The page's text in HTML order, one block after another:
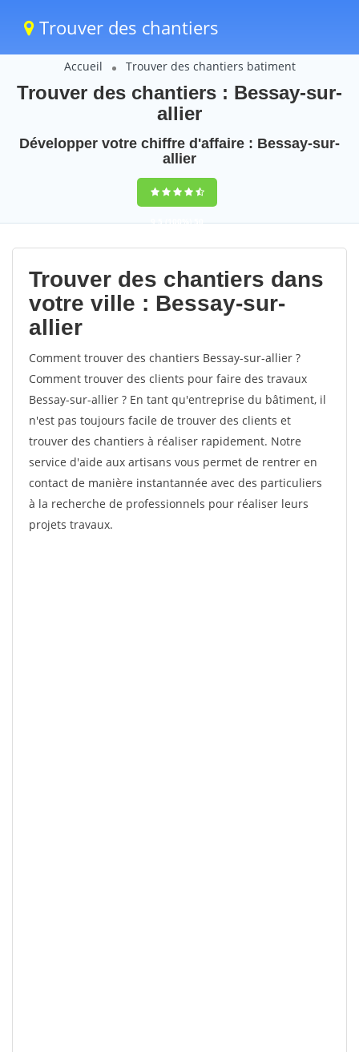
Trouver des chantiers
Accueil Trouver des chantiers batiment
Trouver des chantiers : Bessay-sur-
allier
Développer votre chiffre d'affaire : Bessay-sur-
allier
9,5(100%)50
votes
Trouver des chantiers dans
votre ville : Bessay-sur-
allier
Comment trouver des chantiers Bessay-sur-allier ?
Comment trouver des clients pour faire des travaux
Bessay-sur-allier ? En tant qu'entreprise du bâtiment, il
n'est pas toujours facile de trouver des clients et
trouver des chantiers à réaliser rapidement. Notre
service d'aide aux artisans vous permet de rentrer en
contact de manière instantannée avec des particuliers
à la recherche de professionnels pour réaliser leurs
projets travaux.